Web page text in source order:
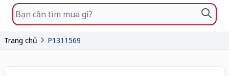
Trang chủ P1311569